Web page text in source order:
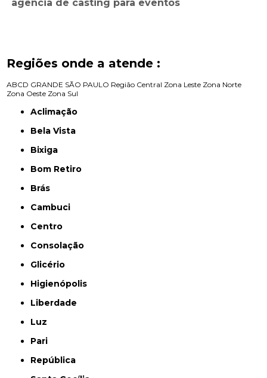
agência de casting para eventos
Regiões onde a atende :
ABCD GRANDE SÃO PAULO Região Central Zona Leste Zona Norte
Zona Oeste Zona Sul
Aclimação
Bela Vista
Bixiga
Bom Retiro
Brás
Cambuci
Centro
Consolação
Glicério
Higienópolis
Liberdade
Luz
Pari
República